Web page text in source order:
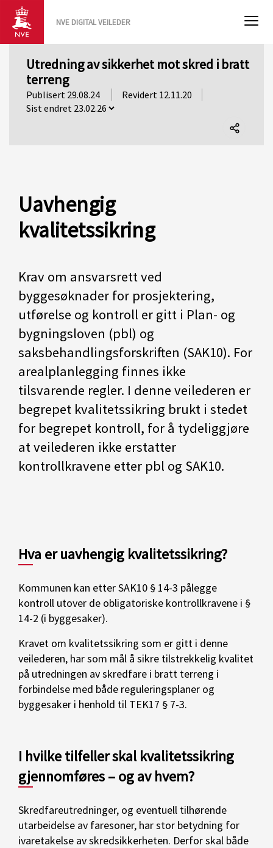
NVE DIGITAL VEILEDER
Utredning av sikkerhet mot skred i bratt
terreng
Publisert 29.08.24 Revidert 12.11.20
Uavhengig
kvalitetssikring
Krav om ansvarsrett ved
byggesøknader for prosjektering,
utførelse og kontroll er gitt i Plan- og
bygningsloven (pbl) og
saksbehandlingsforskriften (SAK10). For
arealplanlegging finnes ikke
tilsvarende regler. I denne veilederen er
begrepet kvalitetssikring brukt i stedet
for begrepet kontroll, for å tydeliggjøre
at veilederen ikke erstatter
kontrollkravene etter pbl og SAK10.
Hva er uavhengig kvalitetssikring?
Kommunen kan etter SAK10 § 14-3 pålegge
kontroll utover de obligatoriske kontrollkravene i §
14-2 (i byggesaker).
Kravet om kvalitetssikring som er gitt i denne
veilederen, har som mål å sikre tilstrekkelig kvalitet
på utredningen av skredfare i bratt terreng i
forbindelse med både reguleringsplaner og
byggesaker i henhold til TEK17 § 7-3.
I hvilke tilfeller skal kvalitetssikring
gjennomføres – og av hvem?
Skredfareutredninger, og eventuell tilhørende
utarbeidelse av faresoner, har stor betydning for
ivaretakelse av skredsikkerheten. Derfor skal både